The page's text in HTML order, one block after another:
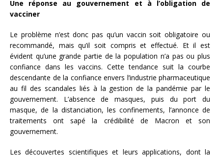
Une réponse au gouvernement et à l’obligation de
vacciner
Le problème n’est donc pas qu’un vaccin soit obligatoire ou
recommandé, mais qu’il soit compris et effectué. Et il est
évident qu’une grande partie de la population n’a pas ou plus
confiance dans les vaccins. Cette tendance suit la courbe
descendante de la confiance envers l’industrie pharmaceutique
au fil des scandales liés à la gestion de la pandémie par le
gouvernement. L’absence de masques, puis du port du
masque, de la distanciation, les confinements, l’annonce de
traitements ont sapé la crédibilité de Macron et son
gouvernement.
Les découvertes scientifiques et leurs applications, dont la